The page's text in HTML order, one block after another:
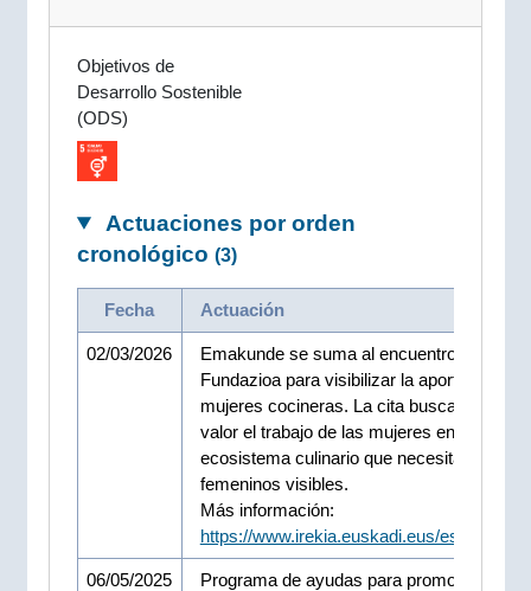
Objetivos de
Desarrollo Sostenible
(ODS)
Actuaciones por orden
cronológico (3)
Fecha Actuación
02/03/2026
Emakunde se suma al encuentro de
Fundazioa para visibilizar la aportación de
mujeres cocineras. La cita busca poner en
valor el trabajo de las mujeres en un
ecosistema culinario que necesita
femeninos visibles.
Más información:
https://www.irekia.euskadi.eus/es/news/
06/05/2025
Programa de ayudas para promover el